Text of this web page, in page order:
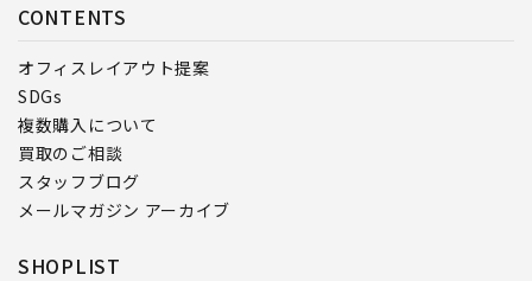
CONTENTS
オフィスレイアウト提案
SDGs
複数購入について
買取のご相談
スタッフブログ
メールマガジン アーカイブ
SHOPLIST